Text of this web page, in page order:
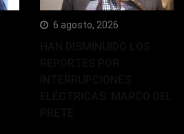
6 agosto, 2026